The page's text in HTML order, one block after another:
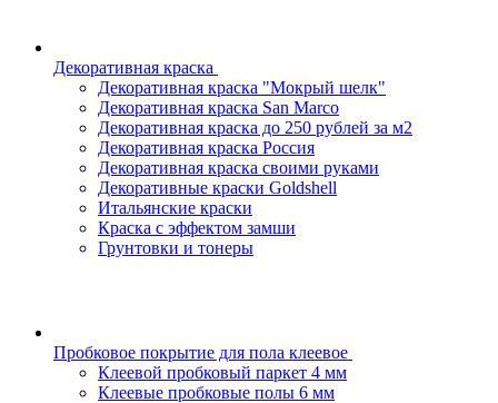
Декоративная краска
Декоративная краска "Мокрый шелк"
Декоративная краска San Marco
Декоративная краска до 250 рублей за м2
Декоративная краска Россия
Декоративная краска своими руками
Декоративные краски Goldshell
Итальянские краски
Краска с эффектом замши
Грунтовки и тонеры
Пробковое покрытие для пола клеевое
Клеевой пробковый паркет 4 мм
Клеевые пробковые полы 6 мм